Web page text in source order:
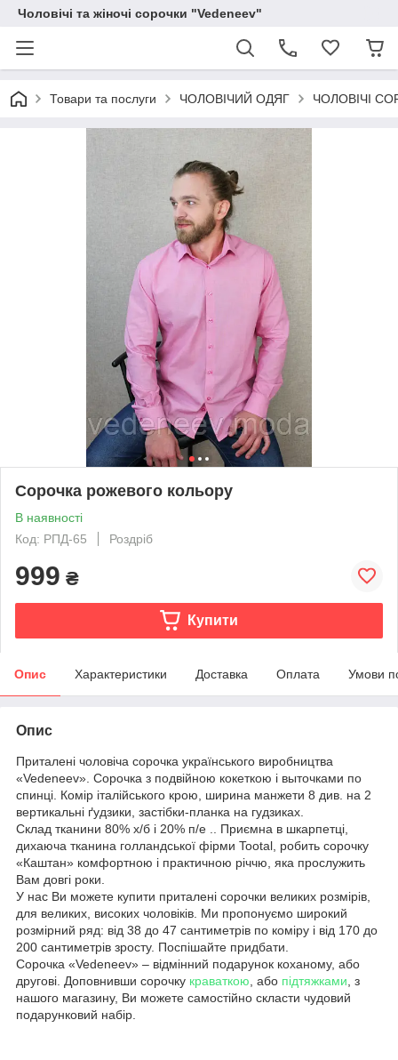
Чоловічі та жіночі сорочки "Vedeneev"
Товари та послуги ЧОЛОВІЧИЙ ОДЯГ ЧОЛОВІЧІ
Сорочка рожевого кольору
В наявності
Код: РПД-65
Роздріб
999 ₴
Купити
Опис Характеристики Доставка Оплата Умови
Опис
Приталені чоловіча сорочка українського виробництва
«Vedeneev». Сорочка з подвійною кокеткою і выточками по
спинці. Комір італійського крою, ширина манжети 8 див. на 2
вертикальні ґудзики, застібки-планка на гудзиках.
Склад тканини 80% х/б і 20% п/е .. Приємна в шкарпетці,
дихаюча тканина голландської фірми Tootal, робить сорочку
«Каштан» комфортною і практичною річчю, яка прослужить
Вам довгі роки.
У нас Ви можете купити приталені сорочки великих розмірів,
для великих, високих чоловіків. Ми пропонуємо широкий
розмірний ряд: від 38 до 47 сантиметрів по коміру і від 170 до
200 сантиметрів зросту. Поспішайте придбати.
Сорочка «Vedeneev» – відмінний подарунок коханому, або
другові. Доповнивши сорочку краваткою , або підтяжками , з
нашого магазину, Ви можете самостійно скласти чудовий
подарунковий набір.